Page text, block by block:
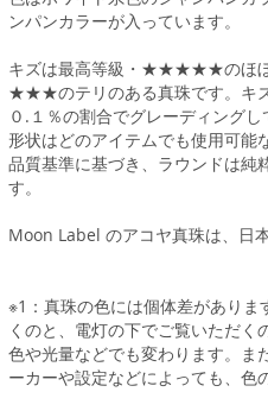
ンパンカラーが入っています。
キズは最高等級・★★★★★のほぼ
★★★のテリのある真珠です。キ
０.１％の割合でグレーディングし
形状はどのアイテムでも使用可
品質基準に基づき、ラウンドは純
す。
Moon Label のアコヤ真珠は、日
※1：真珠の色には個体差があり
くのと、電灯の下でご覧いただ
色や光量などでも変わります。ま
ーカーや設定などによっても、色